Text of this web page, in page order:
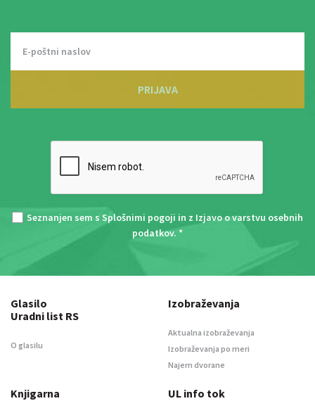
PRIJAVA
Seznanjen sem s Splošnimi pogoji in z Izjavo o varstvu osebnih
podatkov. *
Glasilo
Uradni list RS
O glasilu
Izobraževanja
Aktualna izobraževanja
Izobraževanja po meri
Najem dvorane
Knjigarna UL info tok